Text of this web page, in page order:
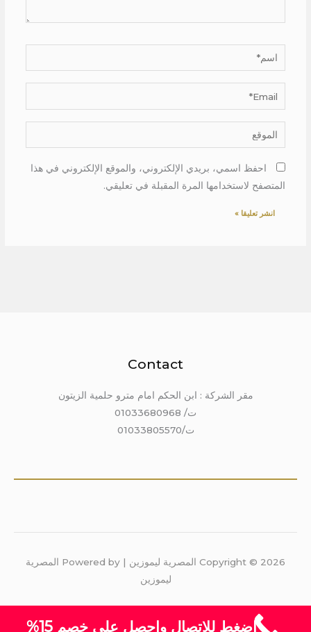
اسم*
Email*
الموقع
احفظ اسمي، بريدي الإلكتروني، والموقع الإلكتروني في هذا
المتصفح لاستخدامها المرة المقبلة في تعليقي.
Contact
مقر الشركة : ابن الحكم امام مترو حلمية الزيتون
ت/ 01033680968
ت/01033805570
Copyright © 2026 المصرية ليموزين | Powered by المصرية
ليموزين
اضغط للاتصال واحصل على خصم 15%